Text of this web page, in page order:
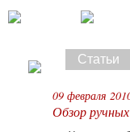
Статьи
09 февраля
Обзор